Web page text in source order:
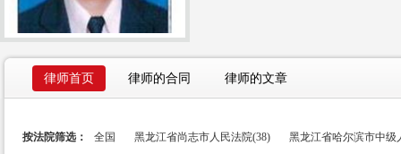
律师首页 律师的合同 律师的文章
按法院筛选： 全国 黑龙江省尚志市人民法院(38) 黑龙江省哈尔滨市中级